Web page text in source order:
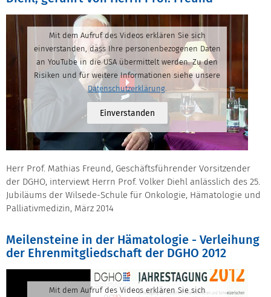
Mit dem Aufruf des Videos erklären Sie sich
einverstanden, dass Ihre personenbezogenen Daten
an YouTube in die USA übermittelt werden. Zu den
Risiken und für weitere Informationen siehe unsere
Datenschutzerklärung.
Einverstanden
Herr Prof. Mathias Freund, Geschäftsführender Vorsitzender
der DGHO, interviewt Herrn Prof. Volker Diehl anlässlich des 25.
Jubiläums der Wilsede-Schule für Onkologie, Hämatologie und
Palliativmedizin, März 2014
Meilensteine in der Hämatologie - Verleihung
der Ehrenmitgliedschaft der DGHO 2012
Mit dem Aufruf des Videos erklären Sie sich